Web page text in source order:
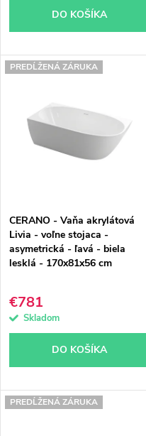
t
o
t
o
DO KOŠÍKA
PREDĹŽENÁ ZÁRUKA
CERANO - Vaňa akrylátová
Livia - voľne stojaca -
asymetrická - ľavá - biela
lesklá - 170x81x56 cm
€781
Skladom
DO KOŠÍKA
PREDĹŽENÁ ZÁRUKA